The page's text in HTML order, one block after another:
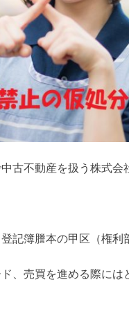
古不動産を扱う株式会
記簿謄本の甲区（権利
、売買を進める際には